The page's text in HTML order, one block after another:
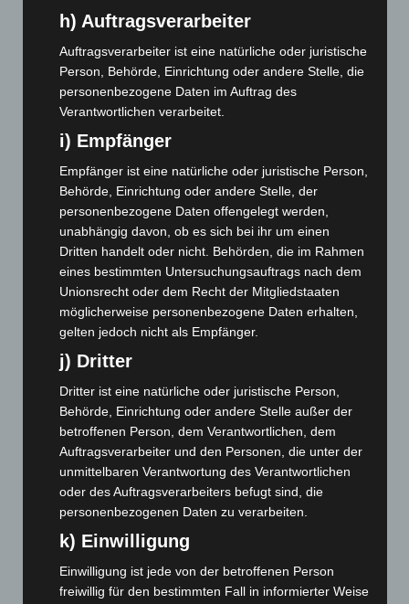
August 2026
(14)
Juni 2026(139)
Mai 2026(99)
April 2026(99)
März 2026(115)
Februar 2026(109)
(122)
Dezember 2025(103)
November 2025(114)
Oktober 2025
(112)
September 2025(93)
August 2025(90)
Juli 2025(90)
Juni 2025(103)
Mai 2025(112)
April 2025(88)
März 2025(111)
(96)
Januar 2025
(88)
November 2024 (94)
h) Auftragsverarbeiter
Auftragsverarbeiter ist eine natürliche oder juristische
Person, Behörde, Einrichtung oder andere Stelle, die
personenbezogene Daten im Auftrag des
Verantwortlichen verarbeitet.
i) Empfänger
Empfänger ist eine natürliche oder juristische Person,
Behörde, Einrichtung oder andere Stelle, der
personenbezogene Daten offengelegt werden,
unabhängig davon, ob es sich bei ihr um einen
Dritten handelt oder nicht. Behörden, die im Rahmen
eines bestimmten Untersuchungsauftrags nach dem
Unionsrecht oder dem Recht der Mitgliedstaaten
möglicherweise personenbezogene Daten erhalten,
gelten jedoch nicht als Empfänger.
j) Dritter
Dritter ist eine natürliche oder juristische Person,
Behörde, Einrichtung oder andere Stelle außer der
betroffenen Person, dem Verantwortlichen, dem
Auftragsverarbeiter und den Personen, die unter der
unmittelbaren Verantwortung des Verantwortlichen
oder des Auftragsverarbeiters befugt sind, die
personenbezogenen Daten zu verarbeiten.
k) Einwilligung
Einwilligung ist jede von der betroffenen Person
freiwillig für den bestimmten Fall in informierter Weise